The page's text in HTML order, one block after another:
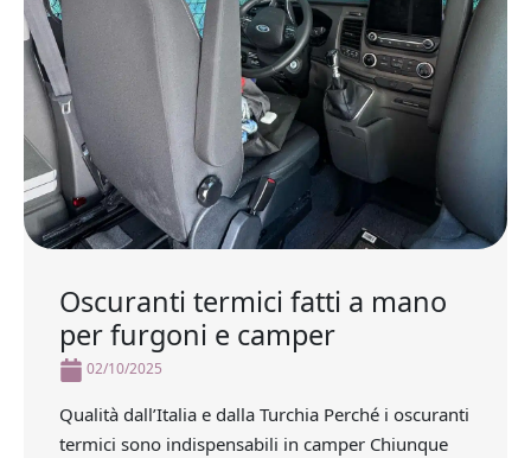
Oscuranti termici fatti a mano
per furgoni e camper
02/10/2025
Qualità dall’Italia e dalla Turchia Perché i oscuranti
termici sono indispensabili in camper Chiunque